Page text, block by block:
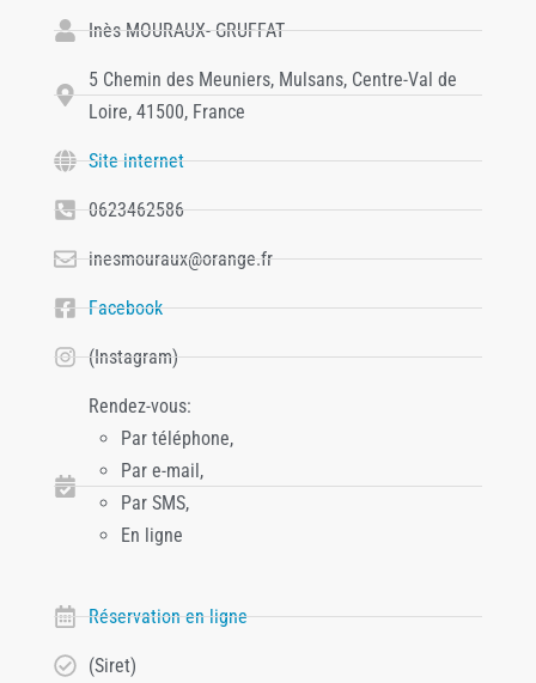
Inès MOURAUX- GRUFFAT
5 Chemin des Meuniers, Mulsans, Centre-Val de
Loire, 41500, France
Site internet
0623462586
inesmouraux@orange.fr
Facebook
(Instagram)
Rendez-vous:
Par téléphone,
Par e-mail,
Par SMS,
En ligne
Réservation en ligne
(Siret)